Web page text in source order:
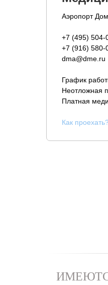
Аэропорт
+7 (495) 504-
+7 (916) 580-
dma@dme.ru
График
Неотложная
Платная
Как